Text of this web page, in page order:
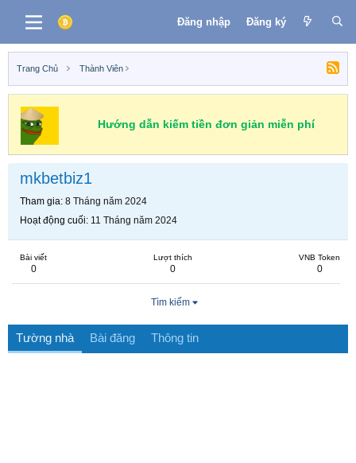
Đăng nhập Đăng ký
Trang Chủ Thành Viên
Hướng dẫn kiếm tiền đơn giản miễn phí
mkbetbiz1
Tham gia 8 Tháng năm 2024
Hoạt động cuối 11 Tháng năm 2024
Bài viết
0
Lượt thích
0
VNB Token
0
Tìm kiếm
Tường nhà Bài đăng Thông tin